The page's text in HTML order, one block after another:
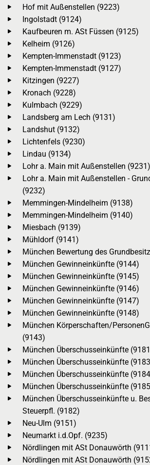
Hof mit Außenstellen (9223)
Ingolstadt (9124)
Kaufbeuren m. ASt Füssen (9125)
Kelheim (9126)
Kempten-Immenstadt (9123)
Kempten-Immenstadt (9127)
Kitzingen (9227)
Kronach (9228)
Kulmbach (9229)
Landsberg am Lech (9131)
Landshut (9132)
Lichtenfels (9230)
Lindau (9134)
Lohr a. Main mit Außenstellen (9231)
Lohr a. Main mit Außenstellen -
(9232)
Memmingen-Mindelheim (9138)
Memmingen-Mindelheim (9140)
Miesbach (9139)
Mühldorf (9141)
München Bewertung des
München Gewinneinkünfte (9144)
München Gewinneinkünfte (9145)
München Gewinneinkünfte (9146)
München Gewinneinkünfte (9147)
München Gewinneinkünfte (9148)
München Körperschaften/
(9143)
München Überschusseinkünfte
München Überschusseinkünfte
München Überschusseinkünfte
München Überschusseinkünfte
München Überschusseinkünfte u.
Steuerpfl. (9182)
Neu-Ulm (9151)
Neumarkt i.d.Opf. (9235)
Nördlingen mit ASt Donauwörth
Nördlingen mit ASt Donauwörth